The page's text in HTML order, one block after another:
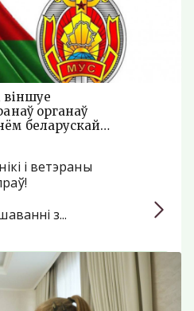
віншуе
органаў
беларускай
і ветэраны
з...